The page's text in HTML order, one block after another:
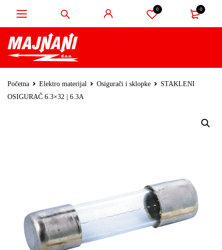
0 0
Početna Elektro materijal Osigurači i sklopke
STAKLENI
OSIGURAČ 6.3×32 | 6.3A